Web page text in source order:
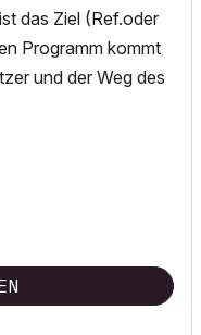
das Ziel (Ref.oder
Programm kommt
und der Weg des